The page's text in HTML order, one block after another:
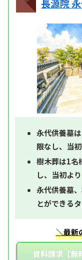
長源院
永代供養墓
限なし、当
樹木葬は1名
し、当初よ
永代供養墓
とができる
＼最新
資料請求【無